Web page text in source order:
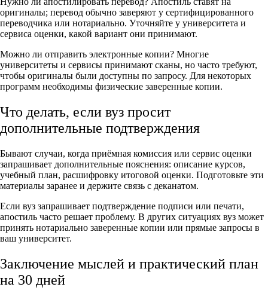
оригиналы; перевод обычно заверяют у сертифицированного
переводчика или нотариально. Уточняйте у университета и
сервиса оценки, какой вариант они принимают.
Можно ли отправить электронные копии? Многие
университеты и сервисы принимают сканы, но часто требуют,
чтобы оригиналы были доступны по запросу. Для некоторых
программ необходимы физические заверенные копии.
Что делать, если вуз просит
дополнительные подтверждения
Бывают случаи, когда приёмная комиссия или сервис оценки
запрашивает дополнительные пояснения: описание курсов,
учебный план, расшифровку итоговой оценки. Подготовьте эти
материалы заранее и держите связь с деканатом.
Если вуз запрашивает подтверждение подписи или печати,
апостиль часто решает проблему. В других ситуациях вуз может
принять нотариально заверенные копии или прямые запросы в
ваш университет.
Заключение мыслей и практический план
на 30 дней